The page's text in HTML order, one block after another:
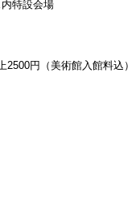
特設会場
円（美術館入館料込）